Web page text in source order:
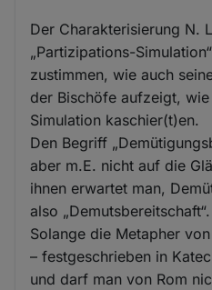
Der Charakterisierung N.
„Partizipations-
zustimmen, wie auch
der Bischöfe aufzeigt,
Simulation kaschier(t)en.
Den Begriff
aber m.E. nicht auf die
ihnen erwartet man,
also „Demutsbereitschaft“.
Solange die Metapher
– festgeschrieben in
und darf man von Rom